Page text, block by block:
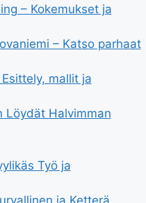
– Kokemukset ja
– Katso parhaat
mallit ja
Löydät Halvimman
Työ ja
ja Ketterä